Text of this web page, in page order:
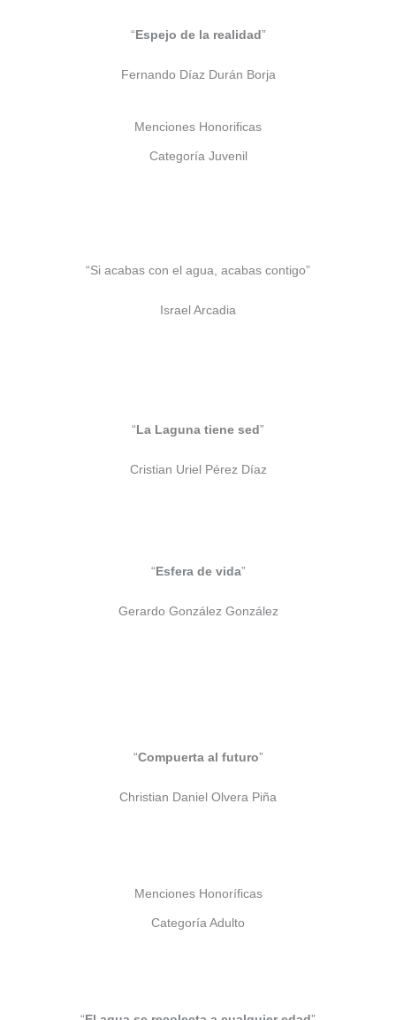
“ Espejo de la realidad ”
Fernando Díaz Durán Borja
Menciones Honorificas
Categoría Juvenil
“Si acabas con el agua, acabas contigo”
Israel Arcadia
“ La Laguna tiene sed ”
Cristian Uriel Pérez Díaz
“ Esfera de vida”
Gerardo González González
“Compuerta al futuro”
Christian Daniel Olvera Piña
Menciones Honoríficas
Categoría Adulto